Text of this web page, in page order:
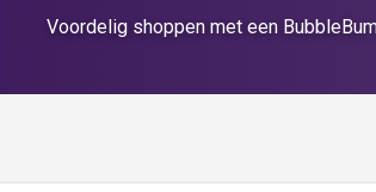
Voordelig shoppen met een